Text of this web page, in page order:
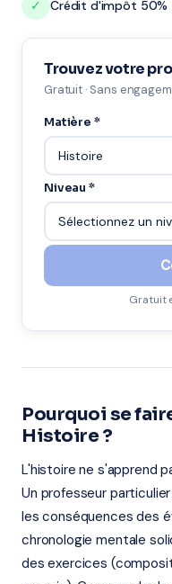
✓
Crédit d'impôt 50%
Trouvez votre
Gratuit · Sans
Matière *
Niveau *
Gratuit
Pourquoi se
Histoire ?
L'histoire ne s'apprend
Un professeur
les conséquences des
chronologie mentale
des exercices